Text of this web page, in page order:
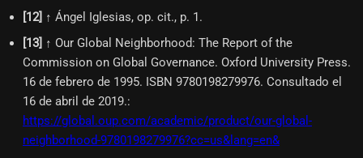
12] ↑ Ángel Iglesias, op. cit., p. 1.
13 ↑ Our Global Neighborhood: The Report of the
Commission on Global Governance. Oxford University Press.
16 de febrero de 1995. ISBN 9780198279976. Consultado el
16 de abril de 2019.:
https://global.oup.com/academic/product/our-global-
neighborhood-9780198279976?cc=us&lang=en&